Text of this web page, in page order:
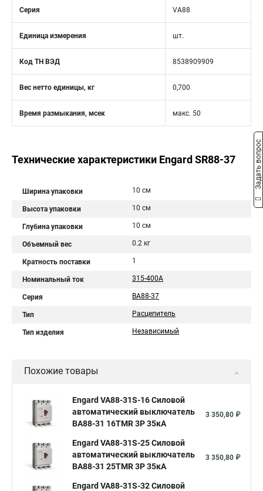
Серия VA88
Единица измерения шт.
Код ТН ВЭД 8538909909
Вес нетто единицы, кг 0,700
Время размыкания, мсек макс. 50
Технические характеристики Engard SR88-37
Ширина упаковки 10 см
Высота упаковки 10 см
Глубина упаковки 10 см
Объемный вес 0.2 кг
Кратность поставки 1
Номинальный ток 315-400A
Серия ВА88-37
Тип Расцепитель
Тип изделия Независимый
Похожие товары
Engard VA88-31S-16 Силовой
автоматический выключатель
ВА88-31 16TMR 3P 35кА
3 350,80 ₽
Engard VA88-31S-25 Силовой
автоматический выключатель
ВА88-31 25TMR 3P 35кА
3 350,80 ₽
Engard VA88-31S-32 Силовой
Задать вопрос